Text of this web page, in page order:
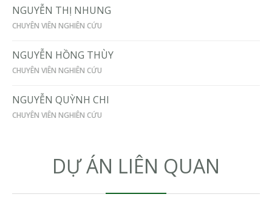
NGUYỄN THỊ NHUNG
CHUYÊN VIÊN NGHIÊN CỨU
NGUYỄN HỒNG THÙY
CHUYÊN VIÊN NGHIÊN CỨU
NGUYỄN QUỲNH CHI
CHUYÊN VIÊN NGHIÊN CỨU
DỰ ÁN LIÊN QUAN